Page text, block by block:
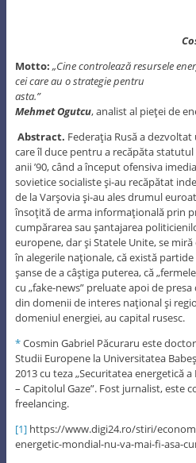
Motto: „Cine controlează resursele
cei care au o strategie pentru
asta.”
Mehmet Ogutcu, analist al pieţei de
Abstract. Federaţia Rusă a
care îl duce pentru a recăpăta
anii ’90, când a început ofensiva
sovietice socialiste şi-au recăpătat
de la Varşovia şi-au ales drumul
însoţită de arma informaţională prin
cumpărarea sau şantajarea
europene, dar şi Statele Unite, se
în alegerile naţionale, că există
şanse de a câştiga puterea, că
cu „fake-news” preluate apoi de
din domenii de interes naţional şi
domeniul energiei, au capital rusesc.
*Cosmin Gabriel Păcuraru este
Studii Europene la Universitatea
2013 cu teza „Securitatea energetică
– Capitolul Gaze”. Fost jurnalist, este
freelancing.
[1]https://www.digi24.ro/stiri/
energetic-mondial-nu-va-mai-fi-asa-